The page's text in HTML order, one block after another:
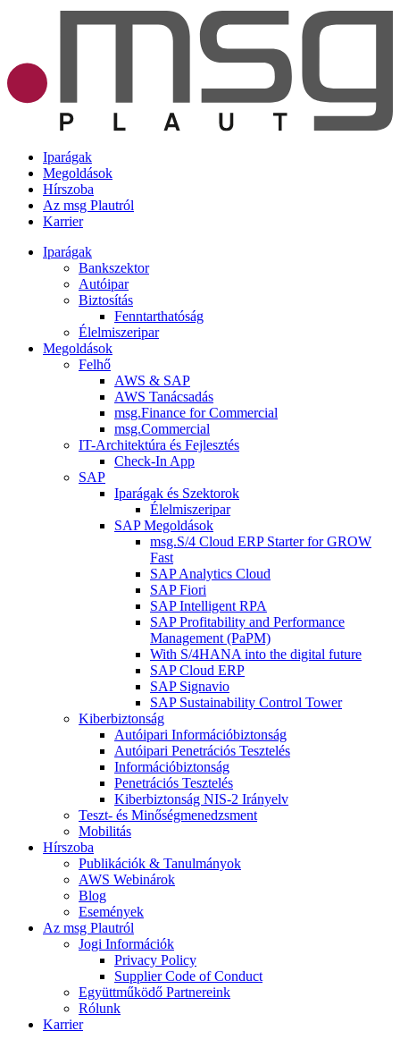
Iparágak
Megoldások
Hírszoba
Az msg Plautról
Karrier
Iparágak
Bankszektor
Autóipar
Biztosítás
Fenntarthatóság
Élelmiszeripar
Megoldások
Felhő
AWS & SAP
AWS Tanácsadás
msg.Finance for Commercial
msg.Commercial
IT-Architektúra és Fejlesztés
Check-In App
SAP
Iparágak és Szektorok
Élelmiszeripar
SAP Megoldások
msg.S/4 Cloud ERP Starter for GROW
Fast
SAP Analytics Cloud
SAP Fiori
SAP Intelligent RPA
SAP Profitability and Performance
Management (PaPM)
With S/4HANA into the digital future
SAP Cloud ERP
SAP Signavio
SAP Sustainability Control Tower
Kiberbiztonság
Autóipari Információbiztonság
Autóipari Penetrációs Tesztelés
Információbiztonság
Penetrációs Tesztelés
Kiberbiztonság NIS-2 Irányelv
Teszt- és Minőségmenedzsment
Mobilitás
Hírszoba
Publikációk & Tanulmányok
AWS Webinárok
Blog
Események
Az msg Plautról
Jogi Információk
Privacy Policy
Supplier Code of Conduct
Együttműködő Partnereink
Rólunk
Karrier